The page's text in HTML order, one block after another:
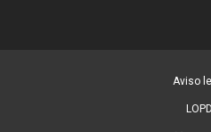
Aviso
LOPD